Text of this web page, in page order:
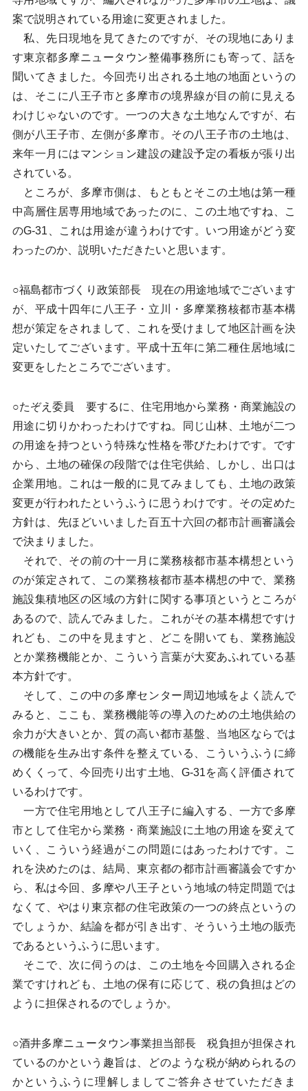
案で説明されている用途に変更されました。
私、先日現地を見てきたのですが、その現地にありま
す東京都多摩ニュータウン整備事務所にも寄って、話を
聞いてきました。今回売り出される土地の地面というの
は、そこに八王子市と多摩市の境界線が目の前に見える
わけじゃないのです。一つの大きな土地なんですが、右
側が八王子市、左側が多摩市。その八王子市の土地は、
来年一月にはマンション建設の建設予定の看板が張り出
されている。
ところが、多摩市側は、もともとそこの土地は第一種
中高層住居専用地域であったのに、この土地ですね、こ
のG-31、これは用途が違うわけです。いつ用途がどう変
わったのか、説明いただきたいと思います。
○福島都市づくり政策部長 現在の用途地域でございます
が、平成十四年に八王子・立川・多摩業務核都市基本構
想が策定をされまして、これを受けまして地区計画を決
定いたしてございます。平成十五年に第二種住居地域に
変更をしたところでございます。
○たぞえ委員 要するに、住宅用地から業務・商業施設の
用途に切りかわったわけですね。同じ山林、土地が二つ
の用途を持つという特殊な性格を帯びたわけです。です
から、土地の確保の段階では住宅供給、しかし、出口は
企業用地。これは一般的に見てみましても、土地の政策
変更が行われたというふうに思うわけです。その定めた
方針は、先ほどいいました百五十六回の都市計画審議会
で決まりました。
それで、その前の十一月に業務核都市基本構想という
のが策定されて、この業務核都市基本構想の中で、業務
施設集積地区の区域の方針に関する事項というところが
あるので、読んでみました。これがその基本構想ですけ
れども、この中を見ますと、どこを開いても、業務施設
とか業務機能とか、こういう言葉が大変あふれている基
本方針です。
そして、この中の多摩センター周辺地域をよく読んで
みると、ここも、業務機能等の導入のための土地供給の
余力が大きいとか、質の高い都市基盤、当地区ならでは
の機能を生み出す条件を整えている、こういうふうに締
めくくって、今回売り出す土地、G-31を高く評価されて
いるわけです。
一方で住宅用地として八王子に編入する、一方で多摩
市として住宅から業務・商業施設に土地の用途を変えて
いく、こういう経過がこの問題にはあったわけです。こ
れを決めたのは、結局、東京都の都市計画審議会ですか
ら、私は今回、多摩や八王子という地域の特定問題では
なくて、やはり東京都の住宅政策の一つの終点というの
でしょうか、結論を都が引き出す、そういう土地の販売
であるというふうに思います。
そこで、次に伺うのは、この土地を今回購入される企
業ですけれども、土地の保有に応じて、税の負担はどの
ように担保されるのでしょうか。
○酒井多摩ニュータウン事業担当部長 税負担が担保され
ているのかという趣旨は、どのような税が納められるの
かというふうに理解しましてご答弁させていただきま